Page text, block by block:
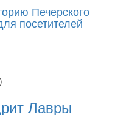
Печерского
посетителей
Лавры